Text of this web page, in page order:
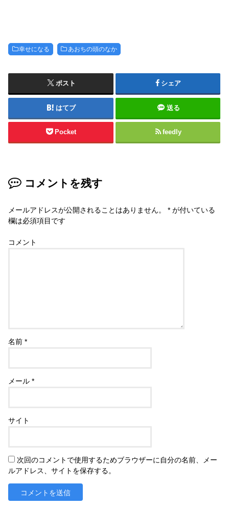
幸せになる あおちの頭のなか
ポスト シェア
はてブ 送る
Pocket feedly
コメントを残す
メールアドレスが公開されることはありません。 * が付いている
欄は必須項目です
コメント
名前*
メール*
サイト
次回のコメントで使用するためブラウザーに自分の名前、メー
ルアドレス、サイトを保存する。